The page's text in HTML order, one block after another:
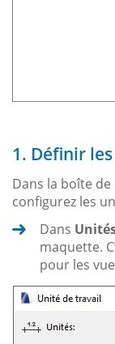
1. Définir
Dans la boîte
configurez les
Dans
maquette.
pour les